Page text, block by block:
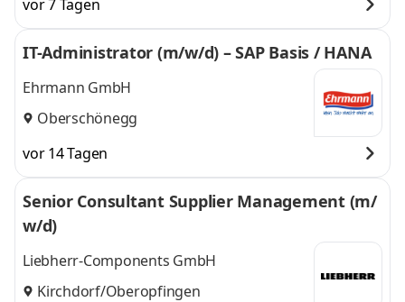
vor 7 Tagen
IT-Administrator (m/w/d) – SAP Basis / HANA
Ehrmann GmbH
Oberschönegg
vor 14 Tagen
Senior Consultant Supplier Management (m/
w/d)
Liebherr-Components GmbH
Kirchdorf/Oberopfingen